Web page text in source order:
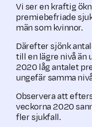
Vi ser en kraftig
premiebefriade
män som kvinnor.
Därefter sjönk
till en lägre nivå än
2020 låg antalet
ungefär samma
Observera att
veckorna 2020
fler sjukfall.